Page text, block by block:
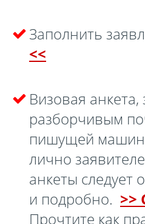
Заполнить
<<
Визовая
разборчивым
пишущей
лично
анкеты следует
и подробно. >>
Прочтите как